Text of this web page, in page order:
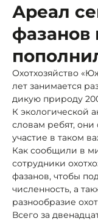
Ареал
фазанов
Охотхозяйство
лет занимается
дикую природу
К экологической
словам ребят,
участие в таком
Как сообщили в
сотрудники
фазанов, чтобы
численность, а
разнообразие
Всего за